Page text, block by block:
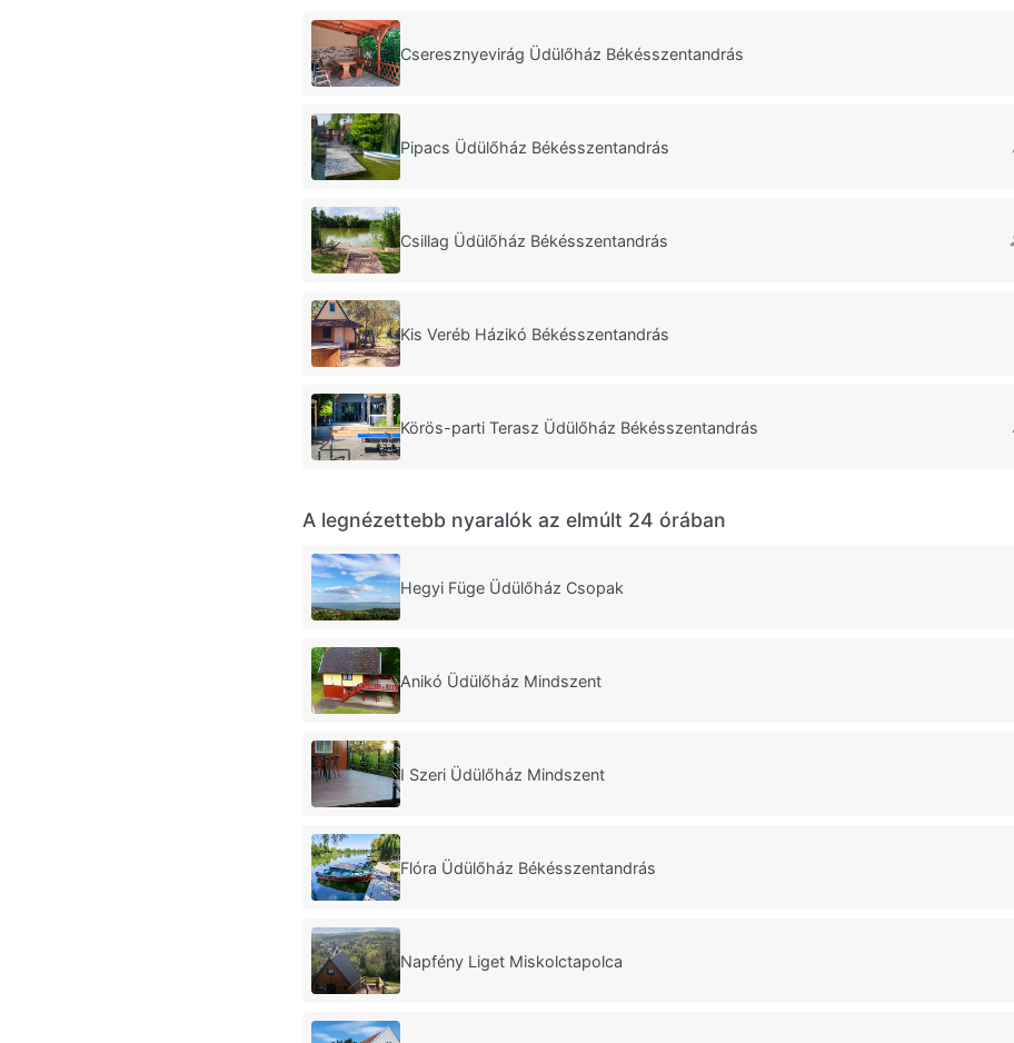
Cseresznyevirág Üdülőház Békésszentandrás
Pipacs Üdülőház Békésszentandrás
Csillag Üdülőház Békésszentandrás
Kis Veréb Házikó Békésszentandrás
Körös-parti Terasz Üdülőház Békésszentandrás
A legnézettebb nyaralók az elmúlt 24 órában
Hegyi Füge Üdülőház Csopak
Anikó Üdülőház Mindszent
I Szeri Üdülőház Mindszent
Flóra Üdülőház Békésszentandrás
Napfény Liget Miskolctapolca